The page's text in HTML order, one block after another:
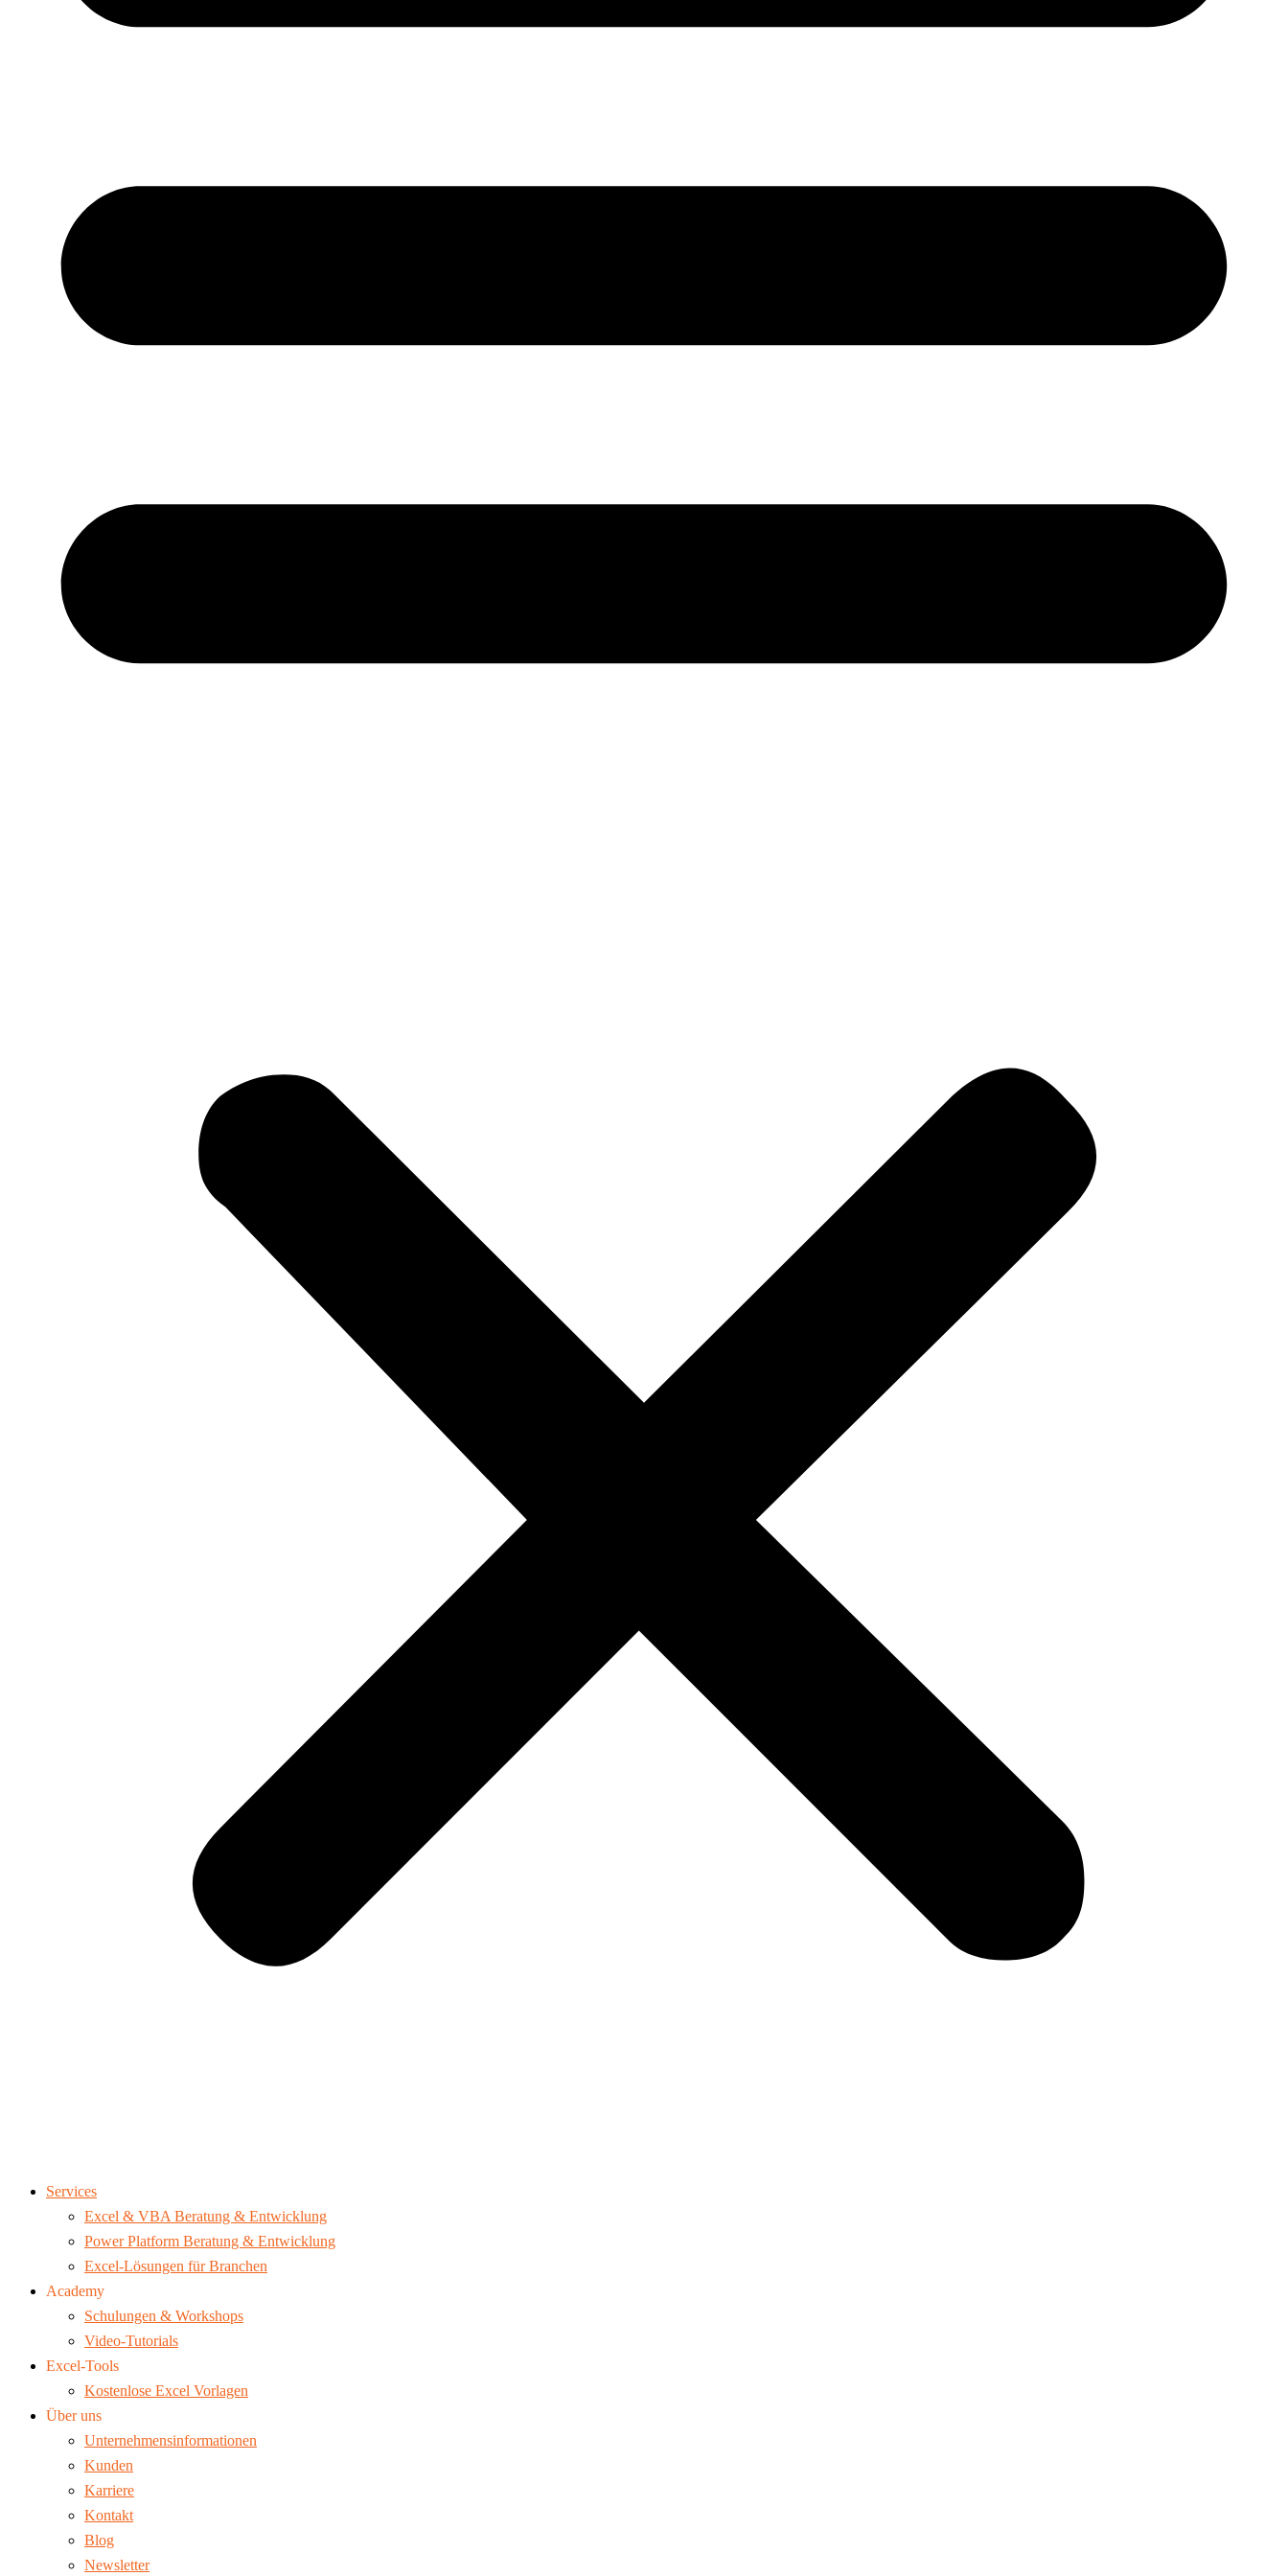
Services
Excel & VBA Beratung & Entwicklung
Power Platform Beratung & Entwicklung
Excel-Lösungen für Branchen
Academy
Schulungen & Workshops
Video-Tutorials
Excel-Tools
Kostenlose Excel Vorlagen
Über uns
Unternehmensinformationen
Kunden
Karriere
Kontakt
Blog
Newsletter